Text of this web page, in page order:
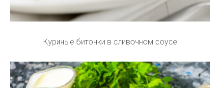
Куриные биточки в сливочном соусе